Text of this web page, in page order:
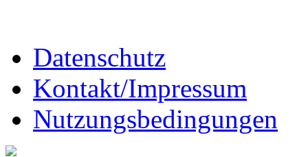
Datenschutz
Kontakt/Impressum
Nutzungsbedingungen